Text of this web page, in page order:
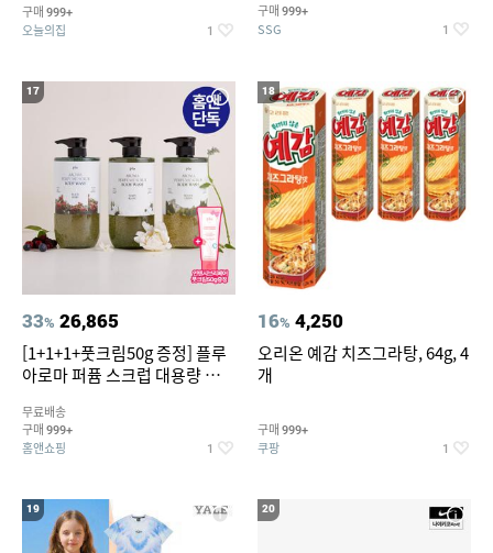
구매 999+
오늘의집 1
구매 999+
SSG 1
17
33% 26,865
[1+1+1+풋크림50g 증정] 플루
아로마 퍼퓸 스크럽 대용량 바디
무료배송
구매 999+
홈앤쇼핑 1
18
16% 4,250
오리온 예감 치즈그라탕, 64g, 4
개
구매 999+
쿠팡 1
19 20